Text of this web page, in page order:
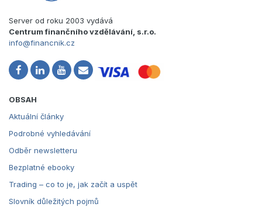
Server od roku 2003 vydává
Centrum finančního vzdělávání, s.r.o.
info@financnik.cz
OBSAH
Aktuální články
Podrobné vyhledávání
Odběr newsletteru
Bezplatné ebooky
Trading – co to je, jak začít a uspět
Slovník důležitých pojmů